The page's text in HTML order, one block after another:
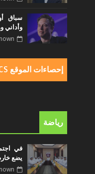
سباق
وأداني
إحصاءات الموقع STATISTICS
رياضة
في
يضع